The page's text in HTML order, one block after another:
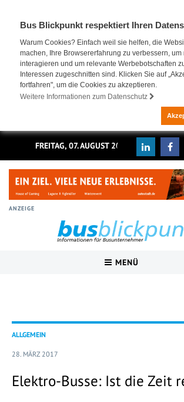
Bus Blickpunkt respektiert Ihren
Warum Cookies? Einfach weil sie helfen, die
machen, Ihre Browsererfahrung zu verbessern, um
interagieren und um relevante Werbebotschaften
Interessen zugeschnitten sind. Klicken Sie auf
fortfahren", um die Cookies zu akzeptieren.
Weitere Informationen zum Datenschutz
FREITAG, 07. AUGUST 2026
ANZEIGE
MENÜ
ALLGEMEIN
28. MÄRZ 2017
Elektro-Busse: Ist die Zeit